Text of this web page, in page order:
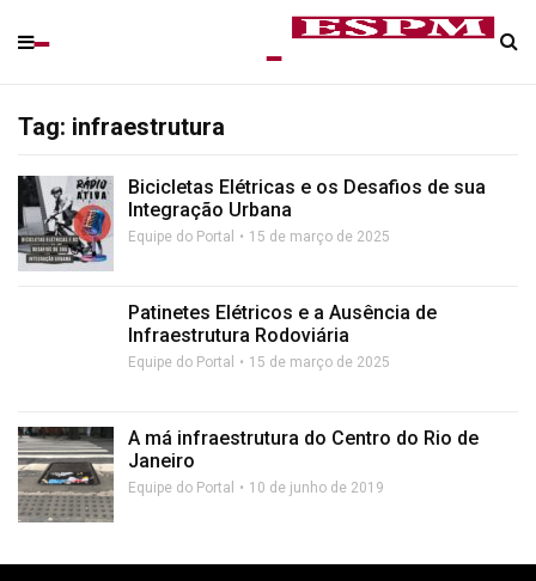
Tag: infraestrutura
Bicicletas Elétricas e os Desafios de sua
Integração Urbana
Equipe do Portal 15 de março de 2025
Patinetes Elétricos e a Ausência de
Infraestrutura Rodoviária
Equipe do Portal 15 de março de 2025
A má infraestrutura do Centro do Rio de
Janeiro
Equipe do Portal 10 de junho de 2019